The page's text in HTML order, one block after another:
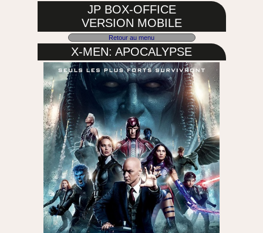
JP BOX-OFFICE
VERSION MOBILE
Retour au menu
X-MEN: APOCALYPSE